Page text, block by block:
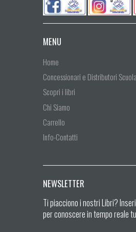
MENU
Home
Concessionari e Distributori
Scopri i libri
Chi Siamo
Carrello
Info-Contatti
NEWSLETTER
Ti piacciono i nostri Libri?
per conoscere in tempo reale